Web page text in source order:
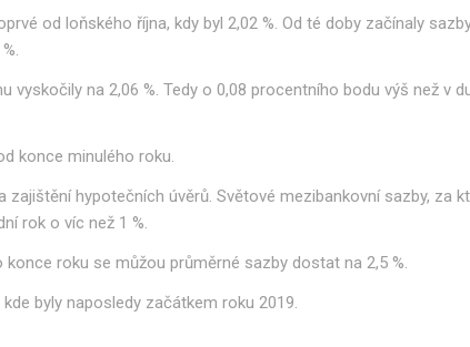
od loňského října, kdy byl 2,02 %. Od té doby začínaly
na 2,06 %. Tedy o 0,08 procentního bodu výš než v
konce minulého roku.
hypotečních úvěrů. Světové mezibankovní sazby, za
rok o víc než 1 %.
roku se můžou průměrné sazby dostat na 2,5 %.
byly naposledy začátkem roku 2019.